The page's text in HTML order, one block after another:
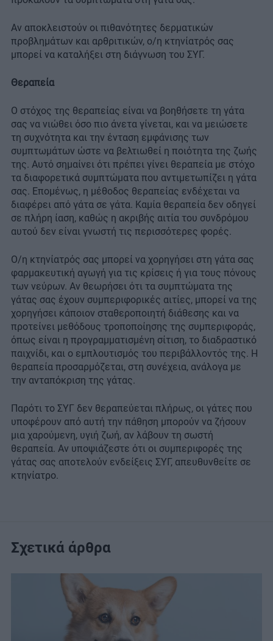
Αν αποκλειστούν οι πιθανότητες δερματικών
προβλημάτων και αρθριτικών, ο/η κτηνίατρός σας
μπορεί να καταλήξει στη διάγνωση του ΣΥΓ.
Θεραπεία
Ο στόχος της θεραπείας είναι να βοηθήσετε τη γάτα
σας να νιώθει όσο πιο άνετα γίνεται, και να μειώσετε
τη συχνότητα και την ένταση εμφάνισης των
συμπτωμάτων ώστε να βελτιωθεί η ποιότητα της ζωής
της. Αυτό σημαίνει ότι πρέπει γίνει θεραπεία με στόχο
τα διαφορετικά συμπτώματα που αντιμετωπίζει η γάτα
σας. Επομένως, η μέθοδος θεραπείας ενδέχεται να
διαφέρει από γάτα σε γάτα. Καμία θεραπεία δεν οδηγεί
σε πλήρη ίαση, καθώς η ακριβής αιτία του συνδρόμου
αυτού δεν είναι γνωστή τις περισσότερες φορές.
Ο/η κτηνίατρός σας μπορεί να χορηγήσει στη γάτα σας
φαρμακευτική αγωγή για τις κρίσεις ή για τους πόνους
των νεύρων. Αν θεωρήσει ότι τα συμπτώματα της
γάτας σας έχουν συμπεριφορικές αιτίες, μπορεί να της
χορηγήσει κάποιον σταθεροποιητή διάθεσης και να
προτείνει μεθόδους τροποποίησης της συμπεριφοράς,
όπως είναι η προγραμματισμένη σίτιση, το διαδραστικό
παιχνίδι, και ο εμπλουτισμός του περιβάλλοντός της. Η
θεραπεία προσαρμόζεται, στη συνέχεια, ανάλογα με
την ανταπόκριση της γάτας.
Παρότι το ΣΥΓ δεν θεραπεύεται πλήρως, οι γάτες που
υποφέρουν από αυτή την πάθηση μπορούν να ζήσουν
μια χαρούμενη, υγιή ζωή, αν λάβουν τη σωστή
θεραπεία. Αν υποψιάζεστε ότι οι συμπεριφορές της
γάτας σας αποτελούν ενδείξεις ΣΥΓ, απευθυνθείτε σε
κτηνίατρο.
Σχετικά άρθρα